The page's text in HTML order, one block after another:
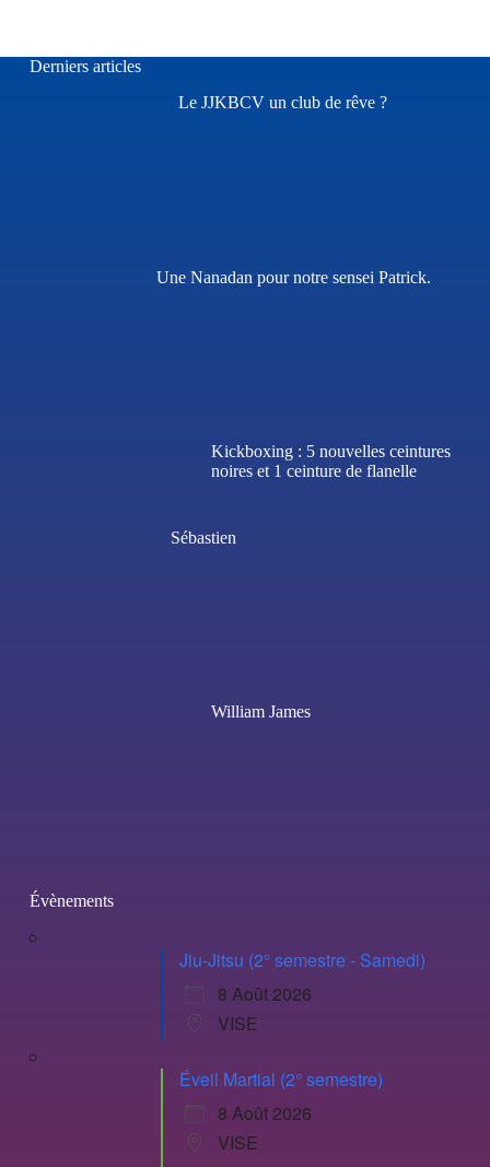
Derniers articles
Le JJKBCV un club de rêve ?
Une Nanadan pour notre sensei Patrick.
Kickboxing : 5 nouvelles ceintures
noires et 1 ceinture de flanelle
Sébastien
William James
Évènements
Jiu-Jitsu (2° semestre - Samedi)
8 Août 2026
VISE
Éveil Martial (2° semestre)
8 Août 2026
VISE